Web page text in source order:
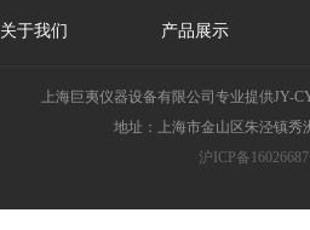
关于我们 产品展示
上海巨夷仪器设备有限公司专业提供JY-
地址：上海市金山区朱泾镇秀
沪ICP备